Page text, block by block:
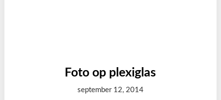
Foto op plexiglas
september 12, 2014